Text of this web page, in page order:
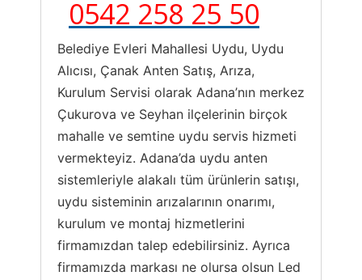
0542 258 25 50
Belediye Evleri Mahallesi Uydu, Uydu
Alıcısı, Çanak Anten Satış, Arıza,
Kurulum Servisi olarak Adana’nın merkez
Çukurova ve Seyhan ilçelerinin birçok
mahalle ve semtine uydu servis hizmeti
vermekteyiz. Adana’da uydu anten
sistemleriyle alakalı tüm ürünlerin satışı,
uydu sisteminin arızalarının onarımı,
kurulum ve montaj hizmetlerini
firmamızdan talep edebilirsiniz. Ayrıca
firmamızda markası ne olursa olsun Led